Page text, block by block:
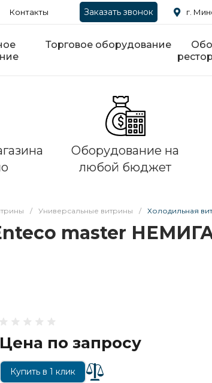
Контакты Заказать звонок г.
Торговое оборудование
Оборудование на
любой бюджет
/ Универсальные витрины / Холодильная
master НЕМИГА
Цена по запросу
Купить в 1 клик